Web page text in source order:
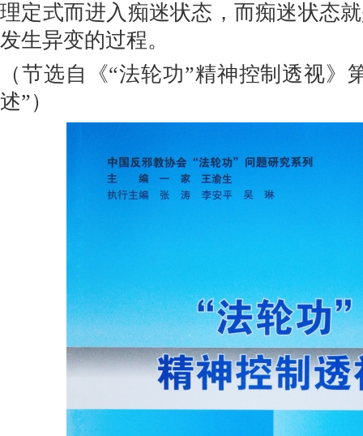
理定式而进入痴迷状态，而痴迷状态
发生异变的过程。
（节选自《“法轮功”精神控制透视》
述”）